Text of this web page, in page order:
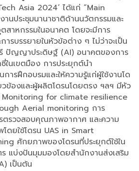
Asia 2024’ ได้แก่ “Main
านประชุมนานาชาติด้านนวัตกรรมและ
สาหกรรมในอนาคต โดยจะมีการ
ารบรรยายในหัวข้อต่าง ๆ ไม่ว่าจะเป็น
ร์ ปัญญาประดิษฐ์ (AI) อนาคตของการ
ในเขตมือง การประยุกต์นำ
ารฝึกอบรมและให้ความรู้แก่ผู้ใช้งานโด
ข้องและผู้ผลิตโดรนโดยตรง ฯลฯ มีหัว
Monitoring for climate resilience
Aerial monitoring การ
ตรวจสอบคุณภาพอากาศ และความ
ดยใช้โดรน UAS in Smart
ศักยภาพของโดรนที่ประยุกต์ใช้ใน
แบ่งปันมุมมองโดยสํานักงานส่งเสริม
เป็นต้น